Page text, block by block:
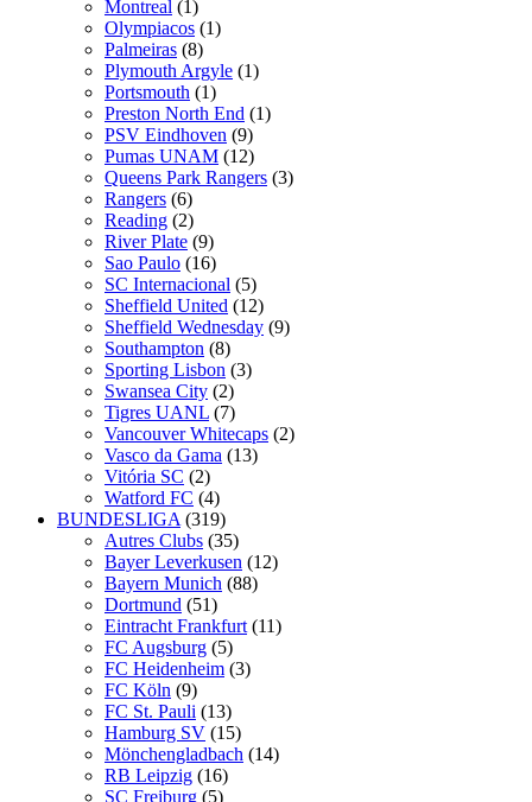
Montreal (1)
Olympiacos (1)
Palmeiras (8)
Plymouth Argyle (1)
Portsmouth (1)
Preston North End (1)
PSV Eindhoven (9)
Pumas UNAM (12)
Queens Park Rangers (3)
Rangers (6)
Reading (2)
River Plate (9)
Sao Paulo (16)
SC Internacional (5)
Sheffield United (12)
Sheffield Wednesday (9)
Southampton (8)
Sporting Lisbon (3)
Swansea City (2)
Tigres UANL (7)
Vancouver Whitecaps (2)
Vasco da Gama (13)
Vitória SC (2)
Watford FC (4)
BUNDESLIGA (319)
Autres Clubs (35)
Bayer Leverkusen (12)
Bayern Munich (88)
Dortmund (51)
Eintracht Frankfurt (11)
FC Augsburg (5)
FC Heidenheim (3)
FC Köln (9)
FC St. Pauli (13)
Hamburg SV (15)
Mönchengladbach (14)
RB Leipzig (16)
SC Freiburg (5)